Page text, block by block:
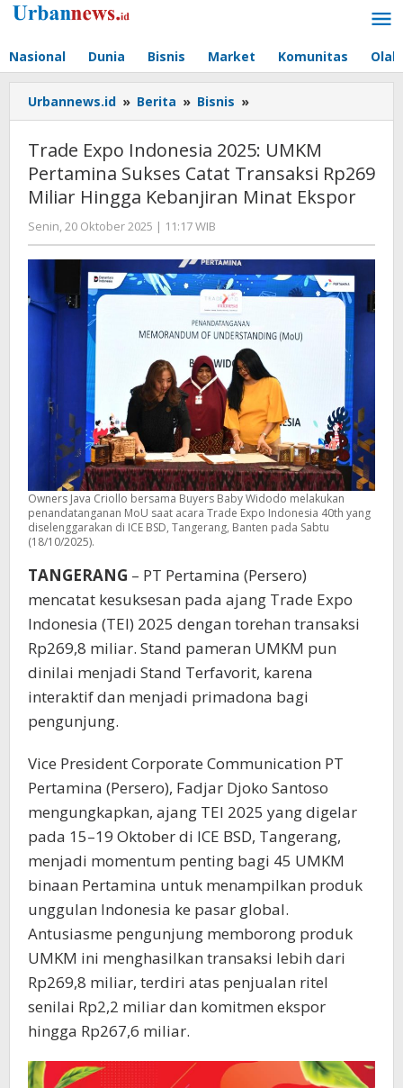
Lewati
Nasional Dunia Bisnis Market Komunitas
Urbannews.id » Berita » Bisnis »
Expo
2025:
UMKM
Pertamina
Transaksi
Rp269
Miliar
Kebanjiran
Minat
Ekspor
Trade Expo Indonesia 2025: UMKM
Pertamina Sukses Catat Transaksi Rp269
Miliar Hingga Kebanjiran Minat Ekspor
Senin, 20 Oktober 2025 | 11:17 WIB
Editor
Owners Java Criollo bersama Buyers Baby Widodo melakukan
penandatanganan MoU saat acara Trade Expo Indonesia 40th yang
diselenggarakan di ICE BSD, Tangerang, Banten pada Sabtu
(18/10/2025).
TANGERANG – PT Pertamina (Persero)
mencatat kesuksesan pada ajang Trade Expo
Indonesia (TEI) 2025 dengan torehan transaksi
Rp269,8 miliar. Stand pameran UMKM pun
dinilai menjadi Stand Terfavorit, karena
interaktif dan menjadi primadona bagi
pengunjung.
Vice President Corporate Communication PT
Pertamina (Persero), Fadjar Djoko Santoso
mengungkapkan, ajang TEI 2025 yang digelar
pada 15–19 Oktober di ICE BSD, Tangerang,
menjadi momentum penting bagi 45 UMKM
binaan Pertamina untuk menampilkan produk
unggulan Indonesia ke pasar global.
Antusiasme pengunjung memborong produk
UMKM ini menghasilkan transaksi lebih dari
Rp269,8 miliar, terdiri atas penjualan ritel
senilai Rp2,2 miliar dan komitmen ekspor
hingga Rp267,6 miliar.